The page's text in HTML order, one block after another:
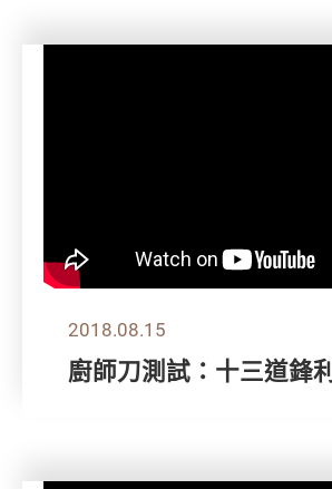
2018.08.15
廚師刀測試：十三道鋒利